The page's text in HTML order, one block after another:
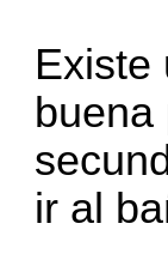
Existe
buena
ir al